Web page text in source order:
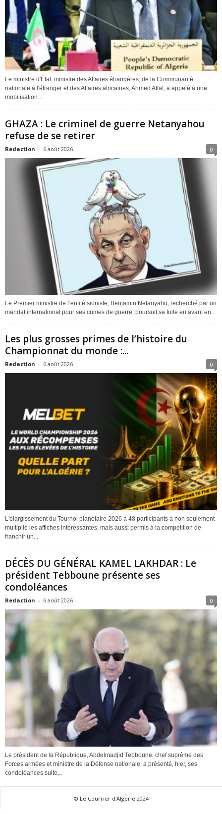
Le ministre d'État, ministre des Affaires étrangères, de la Communauté
nationale à l'étranger et des Affaires africaines, Ahmed Attaf, a appelé à une
mobilisation...
GHAZA : Le criminel de guerre Netanyahou
refuse de se retirer
Redaction - 6 août 2026 0
Le Premier ministre de l’entité sioniste, Benjamin Netanyahu, recherché par un
mandat international pour ses crimes de guerre, poursuit sa fuite en avant en...
Les plus grosses primes de l’histoire du
Championnat du monde :...
Redaction - 6 août 2026 0
L'élargissement du Tournoi planétaire 2026 à 48 participants a non seulement
multiplié les affiches intéressantes, mais aussi permis à la compétition de
franchir un...
DÉCÈS DU GÉNÉRAL KAMEL LAKHDAR : Le
président Tebboune présente ses
condoléances
Redaction - 6 août 2026 0
Le président de la République, Abdelmadjid Tebboune, chef suprême des
Forces armées et ministre de la Défense nationale, a présenté, hier, ses
condoléances suite...
© Le Courrier d'Algérie 2024